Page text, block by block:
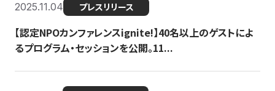
2025.11.04 プレスリリース
【認定NPOカンファレンスignite!】40名以上のゲストによ
るプログラム・セッションを公開。11...